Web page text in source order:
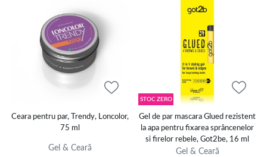
Ceara pentru par, Trendy, Loncolor,
75 ml
Gel & Ceară
STOC ZERO
Gel de par mascara Glued rezistent
la apa pentru fixarea sprâncenelor
si firelor rebele, Got2be, 16 ml
Gel & Ceară